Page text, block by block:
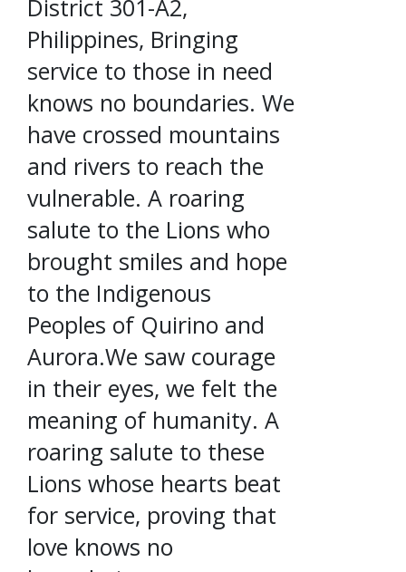
District 301-A2,
Philippines, Bringing
service to those in need
knows no boundaries. We
have crossed mountains
and rivers to reach the
vulnerable. A roaring
salute to the Lions who
brought smiles and hope
to the Indigenous
Peoples of Quirino and
Aurora.We saw courage
in their eyes, we felt the
meaning of humanity. A
roaring salute to these
Lions whose hearts beat
for service, proving that
love knows no